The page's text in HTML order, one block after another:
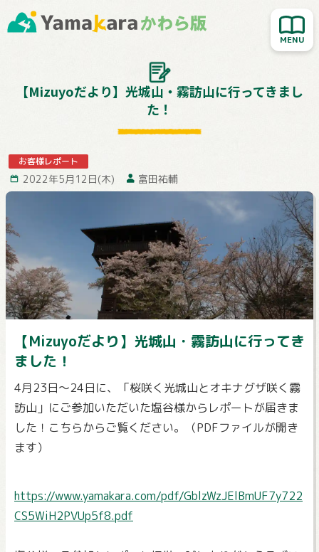
新着記事を読む
お客様レポート
Yamakaraサイト
お問い合わせ
【Mizuyoだより】光城山・霧訪山に行ってきまし
た！
お客様レポート
2022年5月12日(木) 富田祐輔
【Mizuyoだより】光城山・霧訪山に行ってき
ました！
4月23日～24日に、「桜咲く光城山とオキナグザ咲く霧
訪山」にご参加いただいた塩谷様からレポートが届きま
した！こちらからご覧ください。（PDFファイルが開き
ます）
https://www.yamakara.com/pdf/GblzWzJElBmUF7y722
CS5WiH2PVUp5f8.pdf